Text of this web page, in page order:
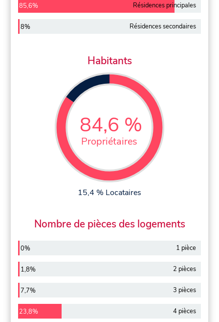
85,6% Résidences principales
8% Résidences secondaires
Habitants
84,6 %
Propriétaires
15,4 % Locataires
Nombre de pièces des logements
0% 1 pièce
1,8% 2 pièces
7,7% 3 pièces
23,8% 4 pièces